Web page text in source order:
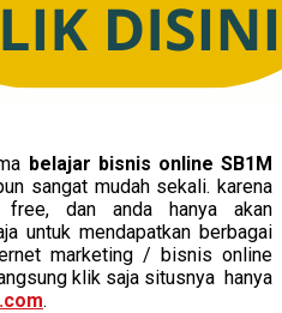
belajar bisnis online SB1M
sangat mudah sekali. karena
free, dan anda hanya akan
untuk mendapatkan berbagai
marketing / bisnis online
klik saja situsnya hanya
.